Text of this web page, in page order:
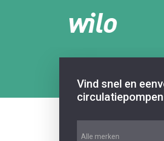
Vind snel en
circulatiepompen
Alle merken